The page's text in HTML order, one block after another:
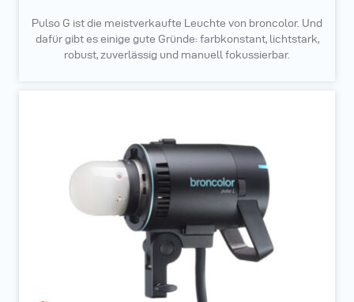
Pulso G ist die meistverkaufte Leuchte von broncolor. Und
dafür gibt es einige gute Gründe: farbkonstant, lichtstark,
robust, zuverlässig und manuell fokussierbar.